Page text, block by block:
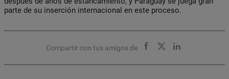
parte de su inserción internacional en este proceso.
Compartir con tus amigos de